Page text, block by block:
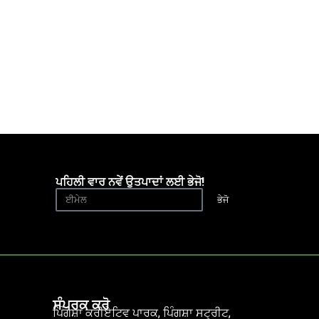
ਪਹਿਲੀ ਵਾਰ ਨਵੇਂ ਉਤਪਾਦਾਂ ਲਈ ਭੇਜੋ!
ਭੇਜੋ
ਸੰਪਰਕ ਕਰੋ
ਪਿੰਗਸ਼ਾ ਕਰੀਏਟਿਵ ਪਾਰਕ, ਪਿੰਗਸ਼ਾ ਸਟ੍ਰੀਟ,